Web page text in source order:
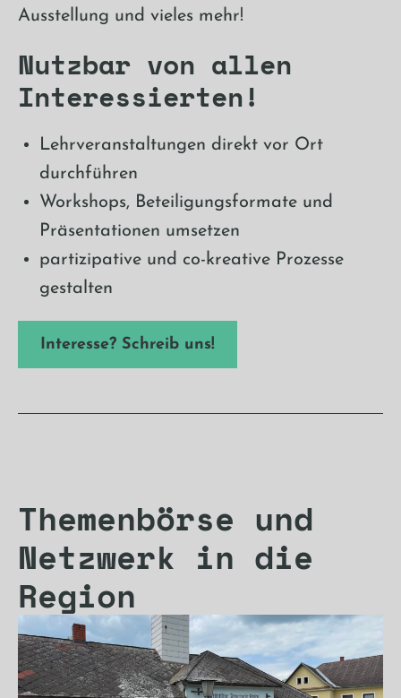
Ausstellung und vieles mehr!
Nutzbar von allen
Interessierten!
Lehrveranstaltungen direkt vor Ort
durchführen
Workshops, Beteiligungsformate und
Präsentationen umsetzen
partizipative und co-kreative Prozesse
gestalten
Interesse? Schreib uns!
Themenbörse und
Netzwerk in die
Region